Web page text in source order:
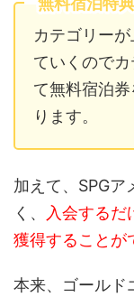
カテゴリー
ていくので
て無料宿泊
ります。
加えて、SPGア
く、 入会するだ
獲得することが
本来、ゴールド